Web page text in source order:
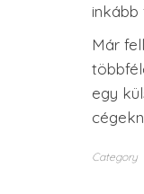
inkább
Már
egy
Category